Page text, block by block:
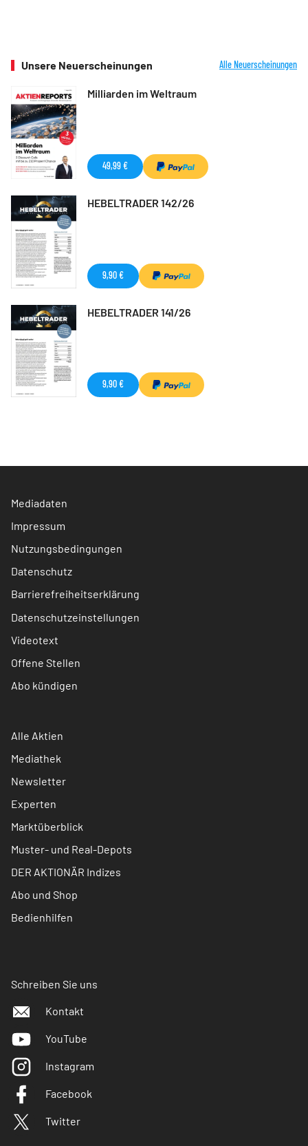
Unsere Neuerscheinungen Alle Neuerscheinungen
Milliarden im Weltraum
49,99 €
HEBELTRADER 142/26
9,90 €
HEBELTRADER 141/26
9,90 €
Mediadaten
Impressum
Nutzungsbedingungen
Datenschutz
Barrierefreiheitserklärung
Datenschutzeinstellungen
Videotext
Offene Stellen
Abo kündigen
Alle Aktien
Mediathek
Newsletter
Experten
Marktüberblick
Muster- und Real-Depots
DER AKTIONÄR Indizes
Abo und Shop
Bedienhilfen
Schreiben Sie uns
Kontakt
YouTube
Instagram
Facebook
Twitter